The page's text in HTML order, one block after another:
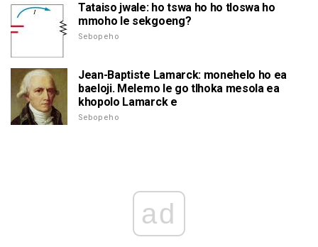
Tataiso jwale: ho tswa ho ho tloswa ho
mmoho le sekgoeng?
Sebopeho
Jean-Baptiste Lamarck: monehelo ho ea
baeloji. Melemo le go tlhoka mesola ea
khopolo Lamarck e
Sebopeho
ad